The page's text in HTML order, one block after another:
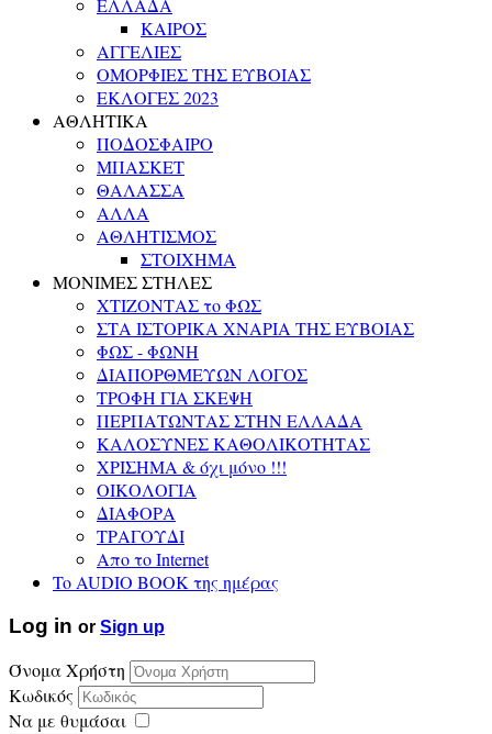
ΕΛΛΑΔΑ
ΚΑΙΡΟΣ
ΑΓΓΕΛΙΕΣ
ΟΜΟΡΦΙΕΣ ΤΗΣ ΕΥΒΟΙΑΣ
ΕΚΛΟΓΕΣ 2023
ΑΘΛΗΤΙΚΑ
ΠΟΔΟΣΦΑΙΡΟ
ΜΠΑΣΚΕΤ
ΘΑΛΑΣΣΑ
ΑΛΛΑ
ΑΘΛΗΤΙΣΜΟΣ
ΣΤΟΙΧΗΜΑ
ΜΟΝΙΜΕΣ ΣΤΗΛΕΣ
ΧΤΙΖΟΝΤΑΣ το ΦΩΣ
ΣΤΑ ΙΣΤΟΡΙΚΑ ΧΝΑΡΙΑ ΤΗΣ ΕΥΒΟΙΑΣ
ΦΩΣ - ΦΩΝΗ
ΔΙΑΠΟΡΘΜΕΥΩΝ ΛΟΓΟΣ
ΤΡΟΦΗ ΓΙΑ ΣΚΕΨΗ
ΠΕΡΠΑΤΩΝΤΑΣ ΣΤΗΝ ΕΛΛΑΔΑ
ΚΑΛΟΣΥΝΕΣ ΚΑΘΟΛΙΚΟΤΗΤΑΣ
ΧΡΙΣΗΜΑ & όχι μόνο !!!
ΟΙΚΟΛΟΓΙΑ
ΔΙΑΦΟΡΑ
ΤΡΑΓΟΥΔΙ
Απο το Internet
To AUDIO BOOK της ημέρας
Log in or Sign up
Όνομα Χρήστη
Κωδικός
Να με θυμάσαι